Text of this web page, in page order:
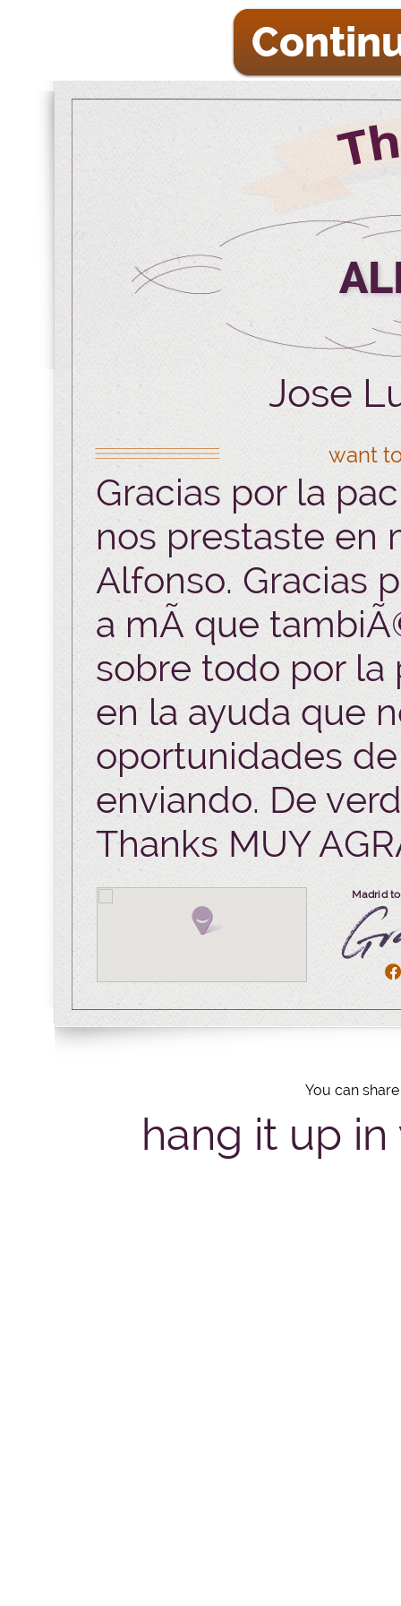
Jose
want
Gracias por la
nos prestaste en
Alfonso. Gracias
a mÃ­ que
sobre todo por la
en la ayuda que
oportunidades
enviando. De
Thanks MUY
Madrid
You can
hang it up